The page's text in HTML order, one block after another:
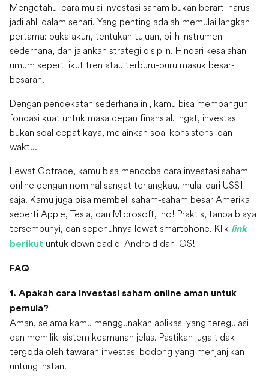
Mengetahui cara mulai investasi saham bukan berarti harus
jadi ahli dalam sehari. Yang penting adalah memulai langkah
pertama: buka akun, tentukan tujuan, pilih instrumen
sederhana, dan jalankan strategi disiplin. Hindari kesalahan
umum seperti ikut tren atau terburu-buru masuk besar-
besaran.
Dengan pendekatan sederhana ini, kamu bisa membangun
fondasi kuat untuk masa depan finansial. Ingat, investasi
bukan soal cepat kaya, melainkan soal konsistensi dan
waktu.
Lewat Gotrade, kamu bisa mencoba cara investasi saham
online dengan nominal sangat terjangkau, mulai dari US$1
saja. Kamu juga bisa membeli saham-saham besar Amerika
seperti Apple, Tesla, dan Microsoft, lho! Praktis, tanpa biaya
tersembunyi, dan sepenuhnya lewat smartphone. Klik link
berikut untuk download di Android dan iOS!
FAQ
1. Apakah cara investasi saham online aman untuk
pemula?
Aman, selama kamu menggunakan aplikasi yang teregulasi
dan memiliki sistem keamanan jelas. Pastikan juga tidak
tergoda oleh tawaran investasi bodong yang menjanjikan
untung instan.